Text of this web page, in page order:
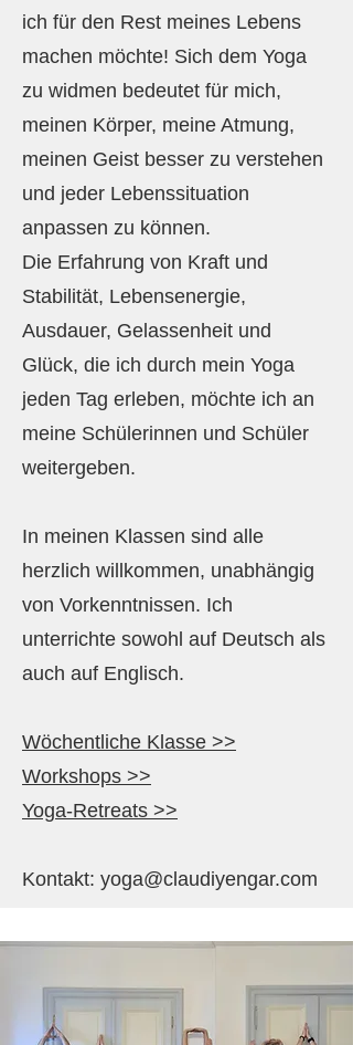
ich für den Rest meines Lebens
machen möchte! Sich dem Yoga
zu widmen bedeutet für mich,
meinen Körper, meine Atmung,
meinen Geist besser zu verstehen
und jeder Lebenssituation
anpassen zu können.
Die Erfahrung von Kraft und
Stabilität, Lebensenergie,
Ausdauer, Gelassenheit und
Glück, die ich durch mein Yoga
jeden Tag erleben, möchte ich an
meine Schülerinnen und Schüler
weitergeben.
In meinen Klassen sind alle
herzlich willkommen, unabhängig
von Vorkenntnissen. Ich
unterrichte sowohl auf Deutsch als
auch auf Englisch.
Wöchentliche Klasse >>
Workshops >>
Yoga-Retreats >>
Kontakt: yoga@claudiyengar.com